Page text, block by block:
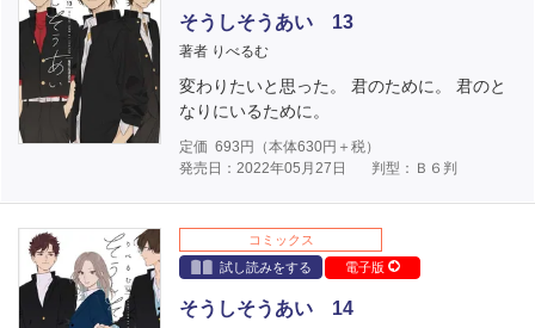
そうしそうあい 13
著者 りべるむ
変わりたいと思った。 君のために。 君のと
なりにいるために。
定価 693 円（本体630円＋税）
発売日：2022年05月27日
判型：Ｂ６判
コミックス
試し読みをする
電子版
そうしそうあい 14